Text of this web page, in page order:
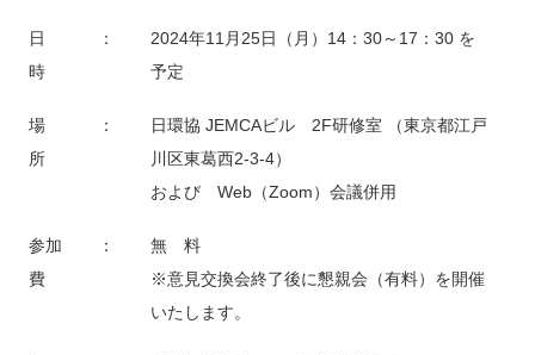
日
時
：
2024年11月25日（月）14：30～17：30 を
予定
場
所
：
日環協 JEMCAビル 2F研修室 （東京都江戸
川区東葛西2-3-4）
および Web（Zoom）会議併用
参加
費
：
無 料
※意見交換会終了後に懇親会（有料）を開催
いたします。